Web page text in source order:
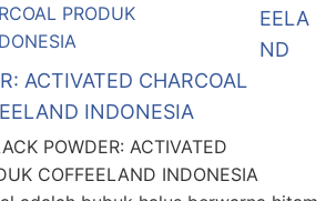
EELA
ND
ACTIVATED CHARCOAL
INDONESIA
POWDER: ACTIVATED
COFFEELAND INDONESIA